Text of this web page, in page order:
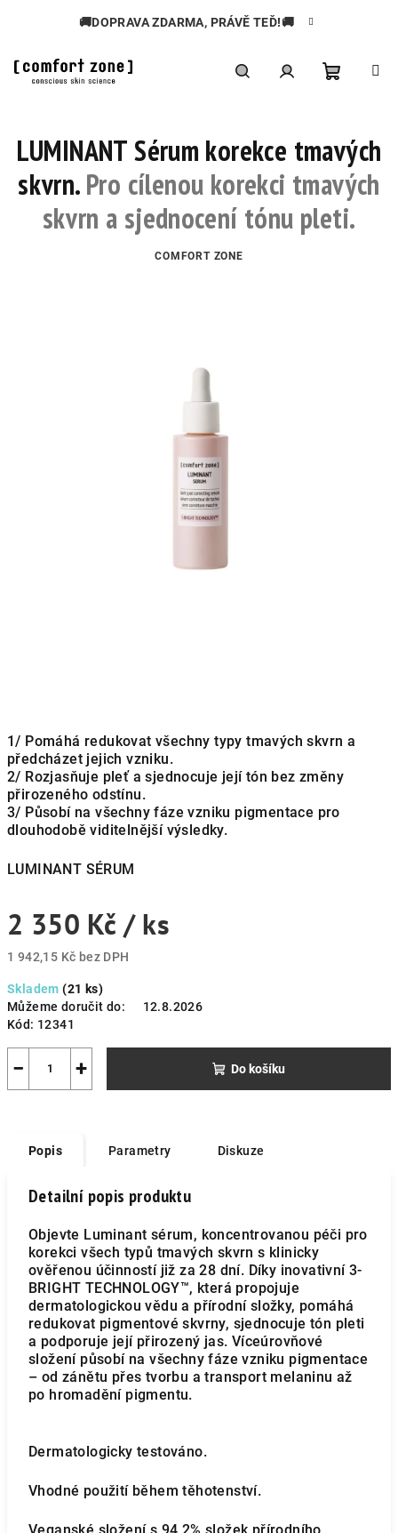
🚚DOPRAVA ZDARMA, PRÁVĚ TEĎ!🚚
košík
1/ Pomáhá redukovat všechny typy tmavých skvrn a
předcházet jejich vzniku.
2/ Rozjasňuje pleť a sjednocuje její tón bez změny
přirozeného odstínu.
3/ Působí na všechny fáze vzniku pigmentace pro
dlouhodobě viditelnější výsledky.
LUMINANT SÉRUM
2 350 Kč / ks
1 942,15 Kč bez DPH
cena:
Skladem(21 ks)
Můžeme doručit do:
12.8.2026
Kód: 12341
+
− Do košíku
LUMINANT Sérum korekce tmavých
skvrn.Pro cílenou korekci tmavých
skvrn a sjednocení tónu pleti.
COMFORT ZONE
Popis Parametry Diskuze
Detailní popis produktu
Objevte Luminant sérum, koncentrovanou péči pro
korekci všech typů tmavých skvrn s klinicky
ověřenou účinností již za 28 dní. Díky inovativní 3-
BRIGHT TECHNOLOGY™, která propojuje
dermatologickou vědu a přírodní složky, pomáhá
redukovat pigmentové skvrny, sjednocuje tón pleti
a podporuje její přirozený jas. Víceúrovňové
složení působí na všechny fáze vzniku pigmentace
– od zánětu přes tvorbu a transport melaninu až
po hromadění pigmentu.
Dermatologicky testováno.
Vhodné použití během těhotenství.